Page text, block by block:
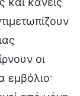
οι
εμβόλιο·